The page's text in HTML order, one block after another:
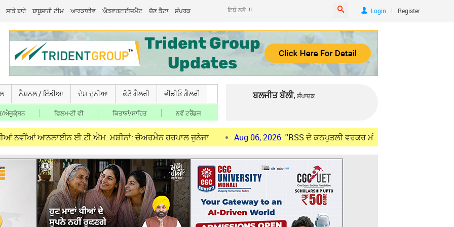
ਸਾਡੇ ਬਾਰੇ ਬਾਬੂਸ਼ਾਹੀ ਟੀਮ ਆਰਕਾਈਵ ਐਡਵਰਟਾਈਜਮੈਂਟ ਚੋਣ ਡੈਟਾ ਸੰਪਰਕ Login | Register
ਨੈਸ਼ਨਲ / ਇੰਡੀਆ ਦੇਸ਼-ਦੁਨੀਆ ਫੋਟੋ ਗੈਲਰੀ ਵੀਡੀਓ ਗੈਲਰੀ
ਐਜੂਕੇ਼ਸ਼ਨ ਫਿਲਮ-ਟੀ ਵੀ ਕਿਤਾਬਾਂ/ਸਾਹਿਤ ਨਵੇਂ ਟਰੈਂਡਜ
ਬਲਜੀਤ ਬੱਲੀ, ਸੰਪਾਦਕ
ਈ.ਟੀ.ਐਮ. ਮਸ਼ੀਨਾਂ: ਚੇਅਰਮੈਨ ਹਰਪਾਲ ਜੁਨੇਜਾ Aug 06, 2026 ''RSS ਦੇ ਕਠਪੁਤਲੀ ਵਰਕਰ ਮੀਟਿੰਗ ਚੋਂ ਬਾਹਰ ਜਾਣ'' : ਵੜਿੰਗ ਨੂੰ